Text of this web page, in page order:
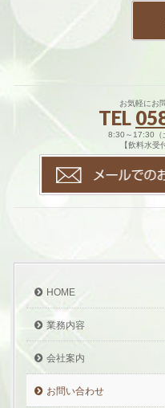
お気軽にお
TEL
8:30～17:30（
【飲料水
HOME
業務内容
会社案内
お問い合わせ